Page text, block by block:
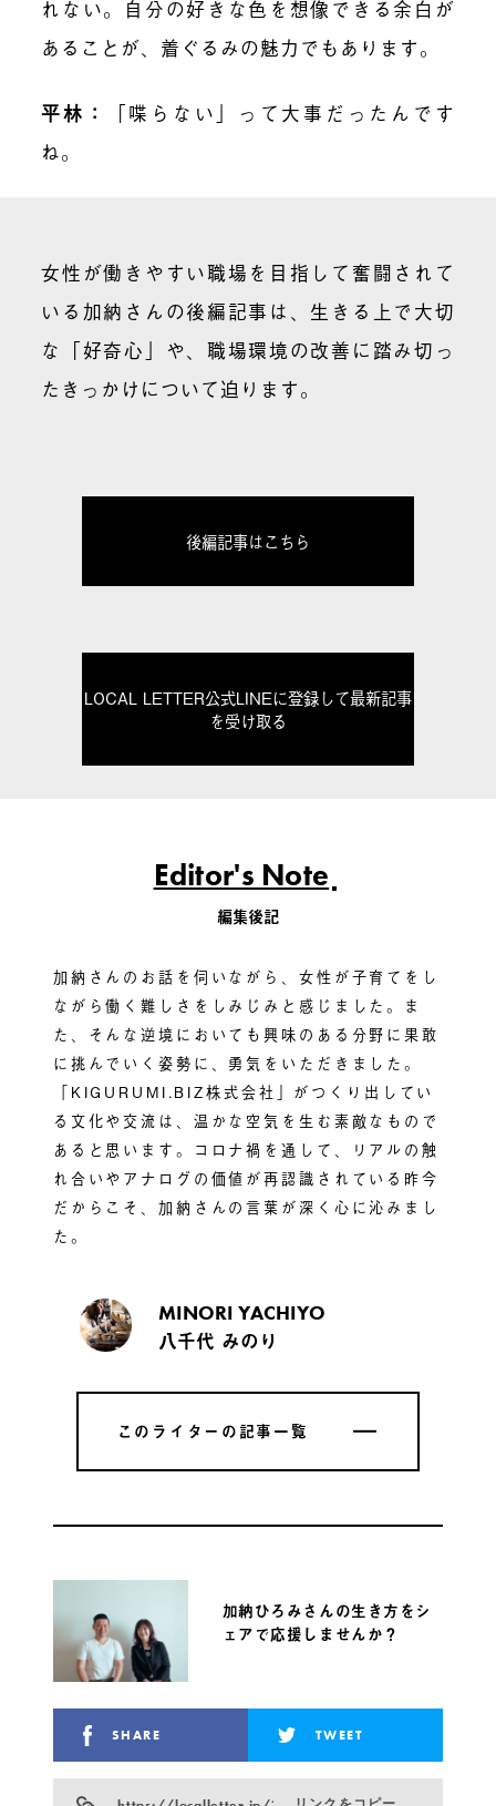
れない。自分の好きな色を想像できる余白が
あることが、着ぐるみの魅力でもあります。
平林 ：
「喋らない」って大事だったんです
ね。
女性が働きやすい職場を目指して奮闘されて
いる加納さんの後編記事は、生きる上で大切
な「好奇心」や、職場環境の改善に踏み切っ
たきっかけについて迫ります。
後編記事はこちら
LOCAL LETTER公式LINEに登録して最新記事
を受け取る
Editor's Note
編集後記
加納さんのお話を伺いながら、女性が子育てをし
ながら働く難しさをしみじみと感じました。ま
た、そんな逆境においても興味のある分野に果敢
に挑んでいく姿勢に、勇気をいただきました。
「KIGURUMI.BIZ株式会社」がつくり出してい
る文化や交流は、温かな空気を生む素敵なもので
あると思います。コロナ禍を通して、リアルの触
れ合いやアナログの価値が再認識されている昨今
だからこそ、加納さんの言葉が深く心に沁みまし
た。
MINORI YACHIYO
八千代 みのり
このライターの記事一覧
このライターの記事一覧
加納ひろみさんの生き方をシ
ェアで応援しませんか？
SHARE TWEET